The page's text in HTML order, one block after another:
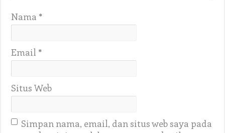
Nama *
Email *
Situs Web
Simpan nama, email, dan situs web saya pada